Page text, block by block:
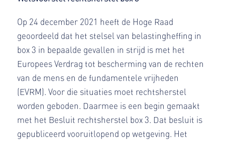
Op 24 december 2021 heeft de Hoge Raad
geoordeeld dat het stelsel van belastingheffing in
box 3 in bepaalde gevallen in strijd is met het
Europees Verdrag tot bescherming van de rechten
van de mens en de fundamentele vrijheden
(EVRM). Voor die situaties moet rechtsherstel
worden geboden. Daarmee is een begin gemaakt
met het Besluit rechtsherstel box 3. Dat besluit is
gepubliceerd vooruitlopend op wetgeving. Het